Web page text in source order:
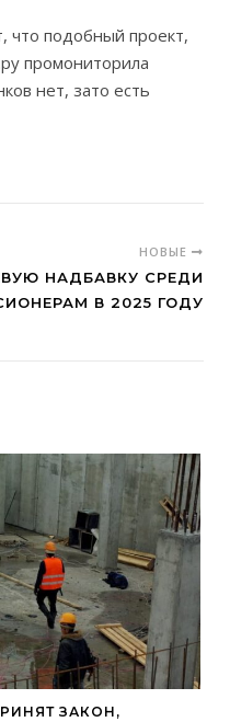
что подобный проект,
промониторила
нет, зато есть
НОВЫЕ
НАДБАВКУ СРЕДИ
В 2025 ГОДУ
ЗАКОН,